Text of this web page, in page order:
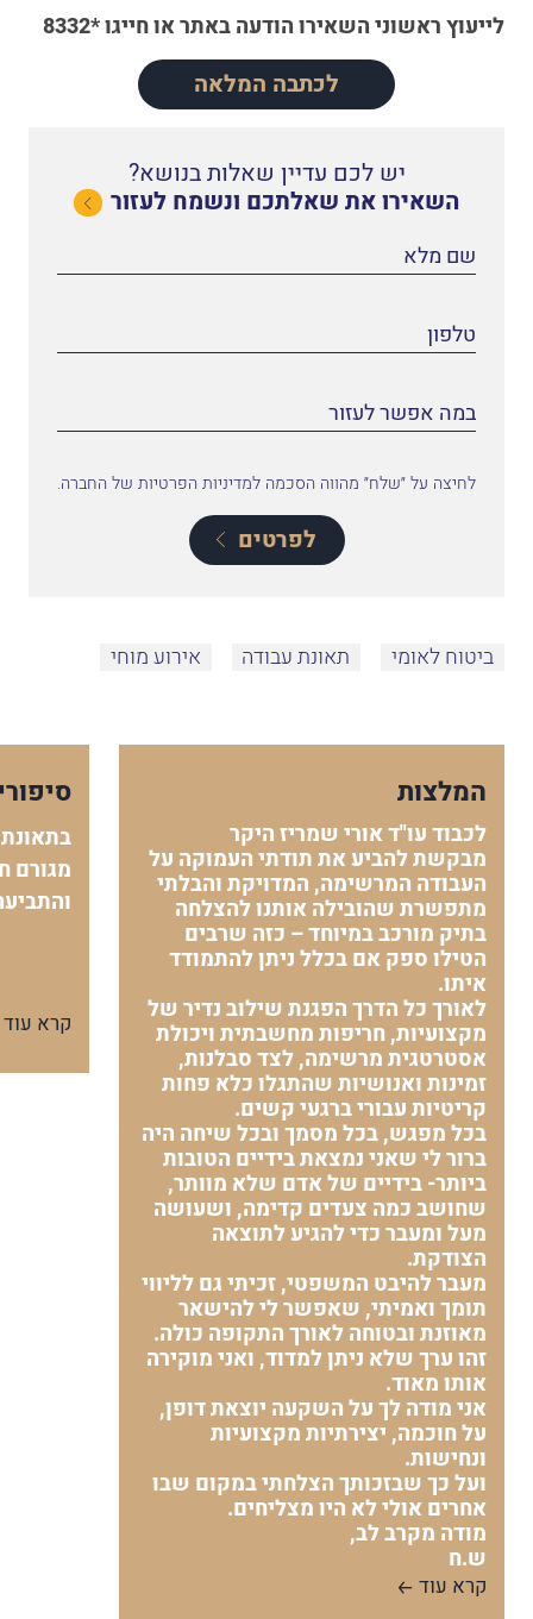
לייעוץ ראשוניהשאירו הודעה באתראוחייגו *8332
לכתבה המלאה
יש לכם עדיין שאלות בנושא?
השאירו את שאלתכם ונשמח לעזור
לחיצה על ״שלח״ מהווה הסכמה למדיניות הפרטיות של החברה.
לפרטים
ביטוח לאומי תאונת עבודה אירוע מוחי
המלצות
לכבוד עו"ד אורי שמריז היקר
מבקשת להביע את תודתי העמוקה על
העבודה המרשימה, המדויקת והבלתי
מתפשרת שהובילה אותנו להצלחה
בתיק מורכב במיוחד – כזה שרבים
הטילו ספק אם בכלל ניתן להתמודד
איתו.
לאורך כל הדרך הפגנת שילוב נדיר של
מקצועיות, חריפות מחשבתית ויכולת
אסטרטגית מרשימה, לצד סבלנות,
זמינות ואנושיות שהתגלו כלא פחות
קריטיות עבורי ברגעי קשים.
בכל מפגש, בכל מסמך ובכל שיחה היה
ברור לי שאני נמצאת בידיים הטובות
ביותר- בידיים של אדם שלא מוותר,
שחושב כמה צעדים קדימה, ושעושה
מעל ומעבר כדי להגיע לתוצאה
הצודקת.
מעבר להיבט המשפטי, זכיתי גם לליווי
תומך ואמיתי, שאפשר לי להישאר
מאוזנת ובטוחה לאורך התקופה כולה.
זהו ערך שלא ניתן למדוד, ואני מוקירה
אותו מאוד.
אני מודה לך על השקעה יוצאת דופן,
על חוכמה, יצירתיות מקצועיות
ונחישות.
ועל כך שבזכותך הצלחתי במקום שבו
אחרים אולי לא היו מצליחים.
מודה מקרב לב,
ש.ח
קרא עוד
מגורם
קרא עוד